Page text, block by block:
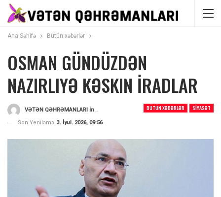
Ana Səhifə Bütün xəbərlər
OSMAN GÜNDÜZDƏN
NAZIRLIYƏ KƏSKIN İRADLAR
BÜTÜN XƏBƏRLƏR SIYASƏT
VƏTƏN QƏHRƏMANLARI İnformasiya Portalı
Tərəfindən
Son Yeniləmə 3. İyul. 2026, 09:56